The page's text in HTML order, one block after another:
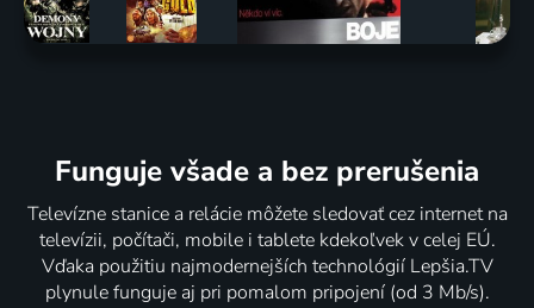
Funguje všade a bez prerušenia
Televízne stanice a relácie môžete sledovať cez internet na
televízii, počítači, mobile i tablete kdekoľvek v celej EÚ.
Vďaka použitiu najmodernejších technológií Lepšia.TV
plynule funguje aj pri pomalom pripojení (od 3 Mb/s).